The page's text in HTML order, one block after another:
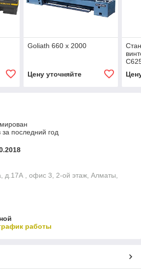
Goliath 660 х 2000
Цену уточняйте
последний год
д.17А , офис 3, 2-ой этаж, Алматы,
работы